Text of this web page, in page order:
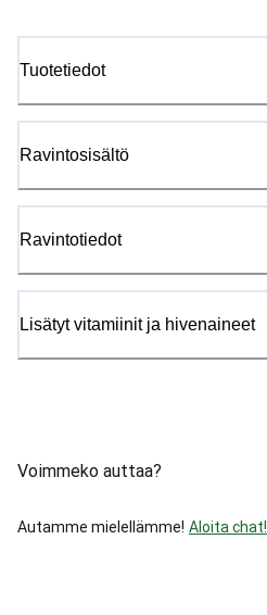
Tuotetiedot
Ravintosisältö
Ravintotiedot
Lisätyt vitamiinit ja hivenaineet
Voimmeko auttaa?
Autamme mielellämme! Aloita chat!